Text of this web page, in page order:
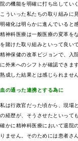
院の機能を明確に打ち出してい
こういった私たちの取り組みに
明確化は明らかに進んでいると
精神科医療は一般医療の変革を
を賭けた取り組みといって良い
精神保健の改革ビジョンで、入
に外来へのシフトが確認できま
熟成した結果とは感じられません
血の通った連携とする為に
私は行政官だった頃から、現場
の経歴が、そうさせたといって
確かに精神科医療において退院
りません。そのためには患者さ